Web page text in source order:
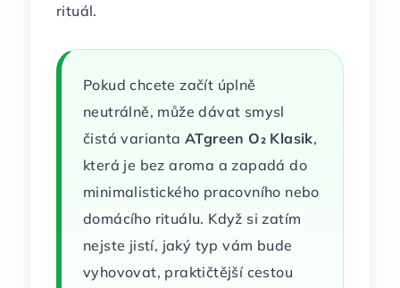
rituál.
Pokud chcete začít úplně
neutrálně, může dávat smysl
čistá variantaATgreen O₂ Klasik,
která je bez aroma a zapadá do
minimalistického pracovního nebo
domácího rituálu. Když si zatím
nejste jistí, jaký typ vám bude
vyhovovat, praktičtější cestou